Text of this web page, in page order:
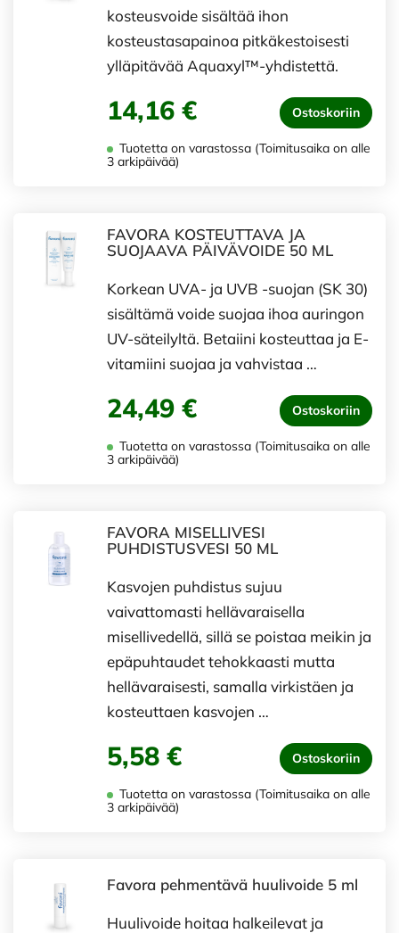
kosteusvoide sisältää ihon
kosteustasapainoa pitkäkestoisesti
ylläpitävää Aquaxyl™-yhdistettä.
14,16 € Ostoskoriin
Tuotetta on varastossa (Toimitusaika on alle
3 arkipäivää)
FAVORA KOSTEUTTAVA JA
SUOJAAVA PÄIVÄVOIDE 50 ML
Korkean UVA- ja UVB -suojan (SK 30)
sisältämä voide suojaa ihoa auringon
UV-säteilyltä. Betaiini kosteuttaa ja E-
vitamiini suojaa ja vahvistaa …
24,49 € Ostoskoriin
Tuotetta on varastossa (Toimitusaika on alle
3 arkipäivää)
FAVORA MISELLIVESI
PUHDISTUSVESI 50 ML
Kasvojen puhdistus sujuu
vaivattomasti hellävaraisella
misellivedellä, sillä se poistaa meikin ja
epäpuhtaudet tehokkaasti mutta
hellävaraisesti, samalla virkistäen ja
kosteuttaen kasvojen …
5,58 € Ostoskoriin
Tuotetta on varastossa (Toimitusaika on alle
3 arkipäivää)
Favora pehmentävä huulivoide 5 ml
Huulivoide hoitaa halkeilevat ja